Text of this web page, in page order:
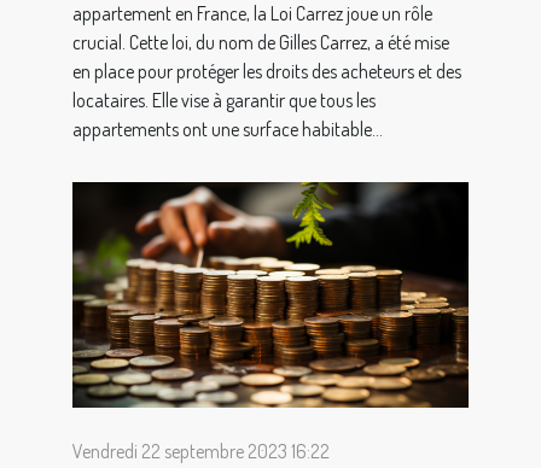
appartement en France, la Loi Carrez joue un rôle
crucial. Cette loi, du nom de Gilles Carrez, a été mise
en place pour protéger les droits des acheteurs et des
locataires. Elle vise à garantir que tous les
appartements ont une surface habitable...
Vendredi 22 septembre 2023 16:22